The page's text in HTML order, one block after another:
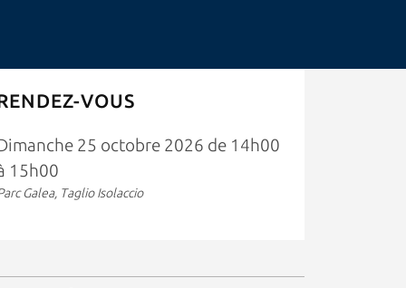
VOUS
25 octobre 2026 de 14h00
15h00
Galea, Taglio Isolaccio